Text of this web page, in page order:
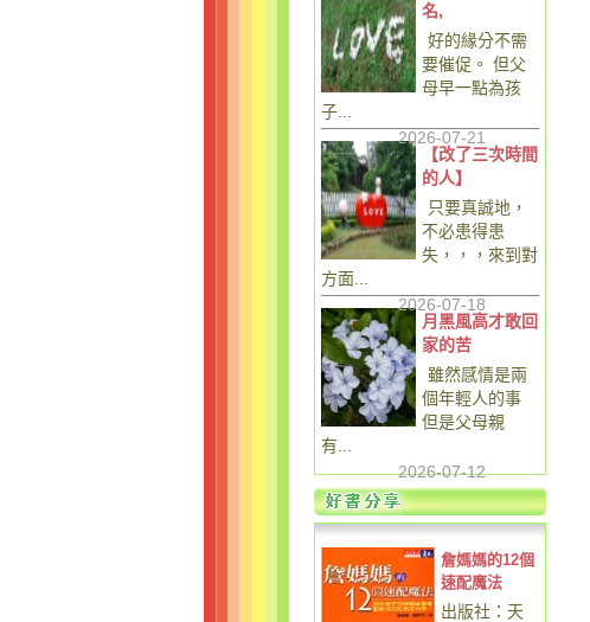
名,
好的緣分不需
要催促。 但父
母早一點為孩
子...
2026-07-21
【改了三次時間
的人】
只要真誠地，
不必患得患
失，，，來到對
方面...
2026-07-18
月黑風高才敢回
家的苦
雖然感情是兩
個年輕人的事
但是父母親
有...
2026-07-12
詹媽媽的12個
速配魔法
出版社：天